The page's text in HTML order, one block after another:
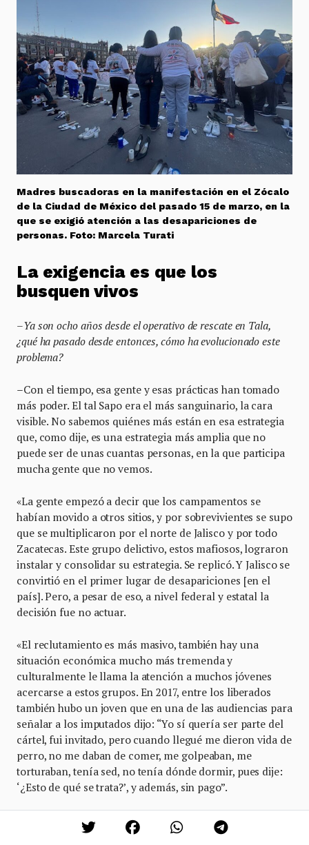
Madres buscadoras en la manifestación en el Zócalo
de la Ciudad de México del pasado 15 de marzo, en la
que se exigió atención a las desapariciones de
personas. Foto: Marcela Turati
La exigencia es que los
busquen vivos
–Ya son ocho años desde el operativo de rescate en Tala,
¿qué ha pasado desde entonces, cómo ha evolucionado este
problema?
–Con el tiempo, esa gente y esas prácticas han tomado
más poder. El tal Sapo era el más sanguinario, la cara
visible. No sabemos quiénes más están en esa estrategia
que, como dije, es una estrategia más amplia que no
puede ser de unas cuantas personas, en la que participa
mucha gente que no vemos.
«La gente empezó a decir que los campamentos se
habían movido a otros sitios, y por sobrevivientes se supo
que se multiplicaron por el norte de Jalisco y por todo
Zacatecas. Este grupo delictivo, estos mafiosos, lograron
instalar y consolidar su estrategia. Se replicó. Y Jalisco se
convirtió en el primer lugar de desapariciones [en el
país]. Pero, a pesar de eso, a nivel federal y estatal la
decisión fue no actuar.
«El reclutamiento es más masivo, también hay una
situación económica mucho más tremenda y
culturalmente le llama la atención a muchos jóvenes
acercarse a estos grupos. En 2017, entre los liberados
también hubo un joven que en una de las audiencias para
señalar a los imputados dijo: “Yo sí quería ser parte del
cártel, fui invitado, pero cuando llegué me dieron vida de
perro, no me daban de comer, me golpeaban, me
torturaban, tenía sed, no tenía dónde dormir, pues dije:
‘¿Esto de qué se trata?’, y además, sin pago”.
«No sabemos cómo deciden a quién invitar